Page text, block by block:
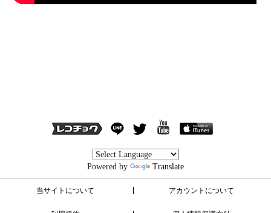
Powered by Translate
当サイトについて アカウントについて